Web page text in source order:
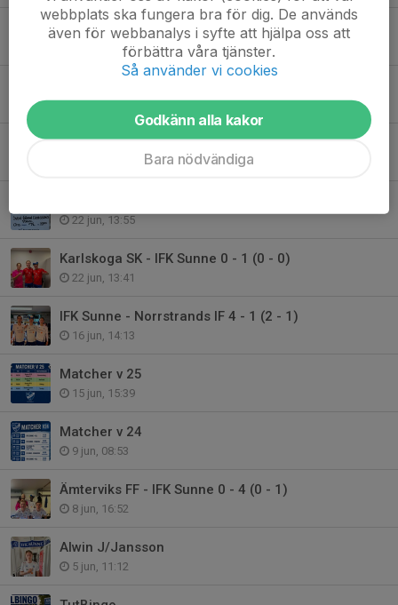
Semester
3 jul, 08:07
30 jun, 14:27
TACK!!!!
22 jun, 13:55
Karlskoga SK - IFK Sunne 0 - 1 (0 - 0)
22 jun, 13:41
IFK Sunne - Norrstrands IF 4 - 1 (2 - 1)
16 jun, 14:13
Matcher v 25
15 jun, 15:39
Matcher v 24
9 jun, 08:53
Ämterviks FF - IFK Sunne 0 - 4 (0 - 1)
8 jun, 16:52
Alwin J/Jansson
5 jun, 11:12
webbplats ska fungera bra för dig. De används
även för webbanalys i syfte att hjälpa oss att
förbättra våra tjänster.
Så använder vi cookies
Godkänn alla kakor
Bara nödvändiga